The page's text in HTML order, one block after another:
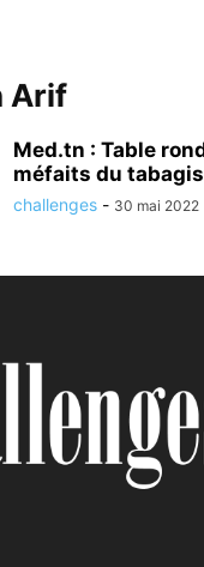
Arif
Med.tn : Table
méfaits du
challenges - 30 mai 2022